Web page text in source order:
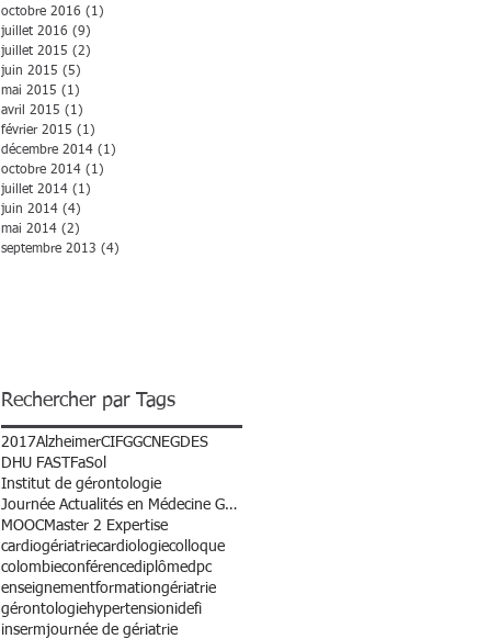
octobre 2016 (1)
juillet 2016 (9)
juillet 2015 (2)
juin 2015 (5)
mai 2015 (1)
avril 2015 (1)
février 2015 (1)
décembre 2014 (1)
octobre 2014 (1)
juillet 2014 (1)
juin 2014 (4)
mai 2014 (2)
septembre 2013 (4)
Rechercher par Tags
2017AlzheimerCIFGGCNEGDES
DHU FAST
FaSol
Institut de gérontologie
Journée Actualités en Médecine Gériatrique
MOOCMaster 2 Expertise
cardiogériatriecardiologiecolloque
colombieconférencediplômedpc
enseignementformationgériatrie
gérontologiehypertensionidefi
insermjournée de gériatrie